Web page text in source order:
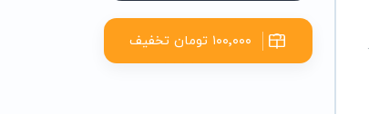
۱۰۰٬۰۰۰ تومان تخفیف